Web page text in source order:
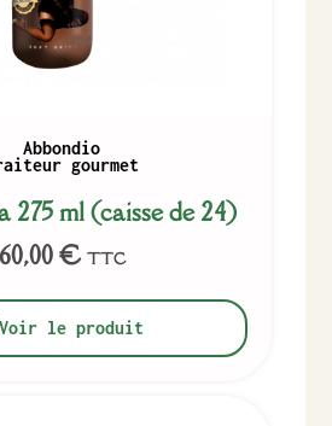
Abbondio
gourmet
275 ml (caisse de 24)
60,00€ TTC
Voir le produit